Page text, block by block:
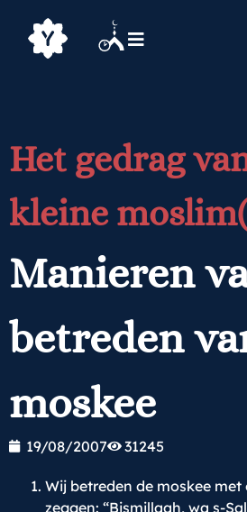
Het gedrag
kleine
Manieren
betreden
moskee
19/08/2007 31245
Wij betreden de moskee
zeggen: “Bismillaah, wa s-